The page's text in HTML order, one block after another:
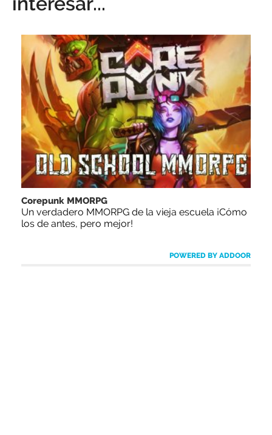
Corepunk MMORPG
Un verdadero MMORPG de la vieja escuela ¡Cómo
los de antes, pero mejor!
POWERED BY ADDOOR